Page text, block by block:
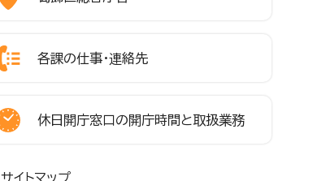
各課の仕事・連絡先
休日開庁窓口の開庁時間と取扱業務
サイトマップ